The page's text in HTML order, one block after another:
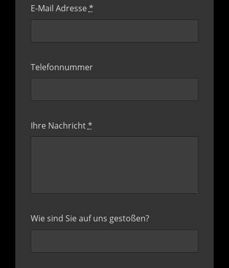
E-Mail Adresse *
Telefonnummer
Ihre Nachricht*
Wie sind Sie auf uns gestoßen?